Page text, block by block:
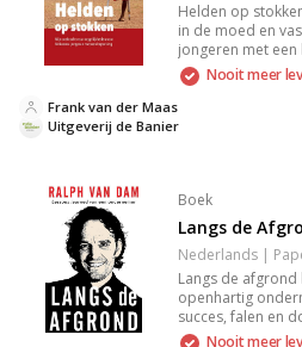
Helden op
in de moed en
jongeren met
Maas in zijn werk
waar hij
succesverhalen
Nooit meer
Uitgeverij de Banier
Frank van der Maas
Boek
Langs de
Langs de
openhartig
succes, falen en
van Dam deelt
Nooit meer